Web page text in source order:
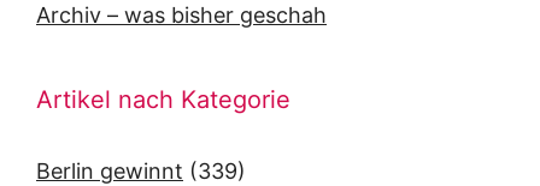
Archiv – was bisher geschah
Artikel nach Kategorie
Berlin gewinnt (339)